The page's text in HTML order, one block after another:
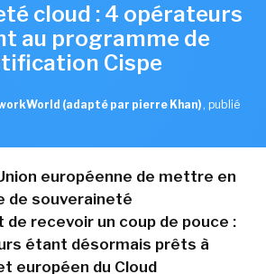
cloud : 4 opérateurs
au programme de
Cispe
(adapté par pierre Khan) , publié
européenne de mettre en
de souveraineté
de recevoir un coup de pouce :
étant désormais prêts à
européen du Cloud